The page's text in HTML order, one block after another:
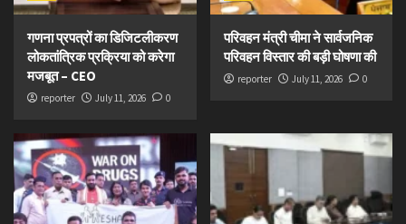
गणना प्रपत्रों का डिजिटलीकरण
लोकतांत्रिक प्रक्रिया को करेगा
मजबूत – CEO
reporter July 11, 2026 0
परिवहन मंत्री चीमा ने सार्वजनिक
परिवहन विस्तार की बड़ी घोषणा की
reporter July 11, 2026 0